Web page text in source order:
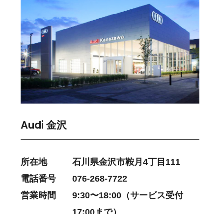
Audi 金沢
所在地
石川県金沢市鞍月4丁目111
電話番号
076-268-7722
営業時間
9:30〜18:00（サービス受付
17:00まで）